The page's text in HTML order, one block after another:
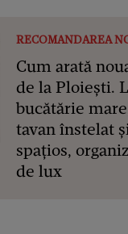
RECOMANDAREA
Cum arată
de la Ploiești.
bucătărie
tavan înstelat
spațios,
de lux